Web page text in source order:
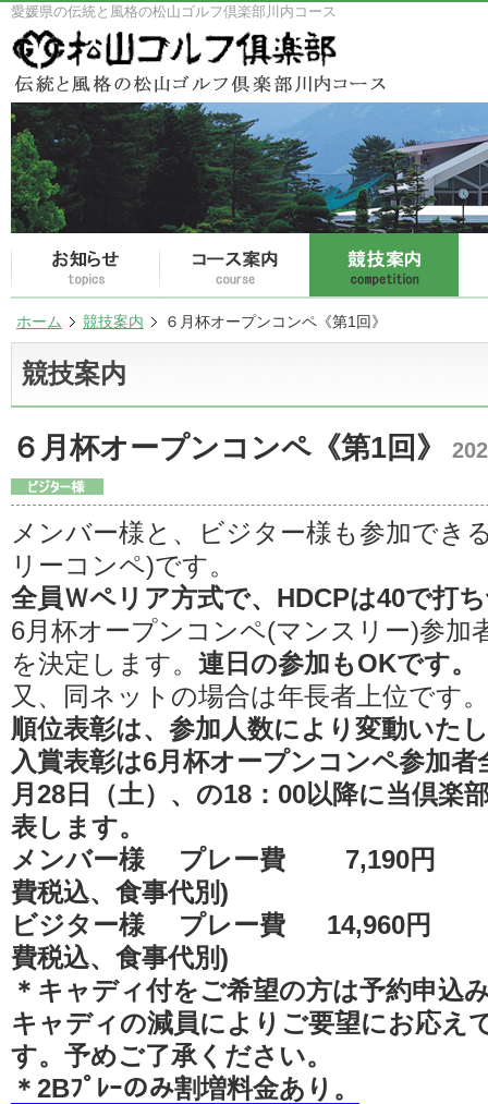
愛媛県の伝統と風格の松山ゴルフ倶楽部川内コース
ホーム 競技案内 ６月杯オープンコンペ《第1回》
競技案内
６月杯オープンコンペ《第1回》
メンバー様と、ビジター様も参加でき
リーコンペ)です。
全員Ｗペリア方式で、HDCPは40で打
6月杯オープンコンペ(マンスリー)参加
を決定します。 連日の参加もOKです。
又、同ネットの場合は年長者上位です。
順位表彰は、参加人数により変動いた
入賞表彰は6月杯オープンコンペ参加
月28日（土）、の18：00以降に当倶楽
表します。
メンバー様 プレー費 7,190円
費税込、食事代別)
ビジター様 プレー費 14,960円
費税込、食事代別)
＊キャディ付をご希望の方は予約申込
キャディの減員によりご要望にお応え
す。予めご了承ください。
＊2Bﾌﾟﾚｰのみ割増料金あり。